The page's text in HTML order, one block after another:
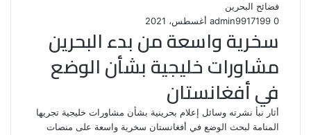
فضائح البحرين
admin9917 أغسطس، 2021 0
سخرية واسعة من بدء البحرين
مشاورات خليجية بشأن الوضع
في أفغانستان
أثار نبأ نشرته وسائل إعلام بحرينية بشأن مشاورات خليجية تجريها
المنامة لبحث الوضع في أفغانستان سخرية واسعة على منصات